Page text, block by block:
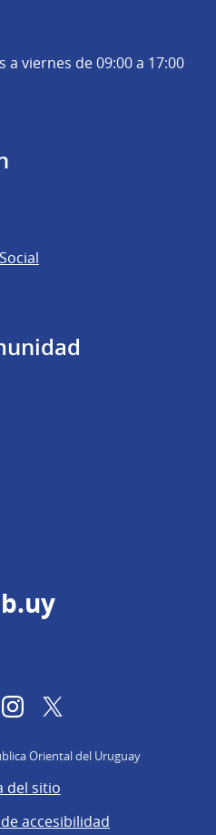
a viernes de 09:00 a 17:00
Instagram
Oriental del Uruguay
del sitio
accesibilidad